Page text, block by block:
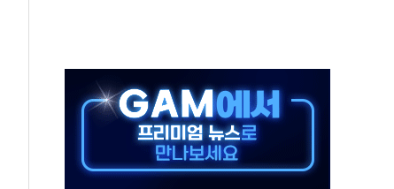
레버리지 책임론…정청래·조국, 김민석·靑에 공세
니다"…원주 A아파트 '입주민 3인방' 정면 반박